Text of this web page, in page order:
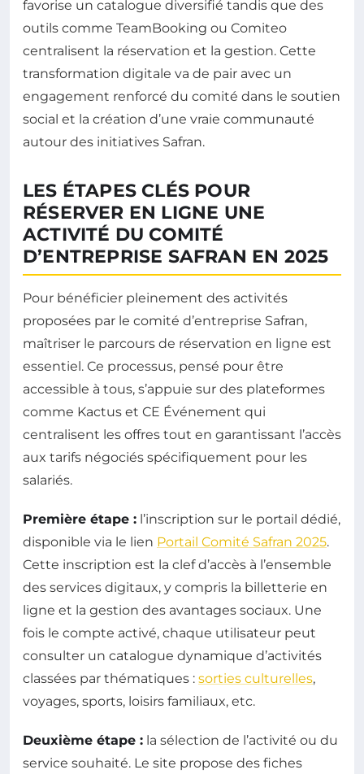
favorise un catalogue diversifié tandis que des
outils comme TeamBooking ou Comiteo
centralisent la réservation et la gestion. Cette
transformation digitale va de pair avec un
engagement renforcé du comité dans le soutien
social et la création d’une vraie communauté
autour des initiatives Safran.
LES ÉTAPES CLÉS POUR
RÉSERVER EN LIGNE UNE
ACTIVITÉ DU COMITÉ
D’ENTREPRISE SAFRAN EN 2025
Pour bénéficier pleinement des activités
proposées par le comité d’entreprise Safran,
maîtriser le parcours de réservation en ligne est
essentiel. Ce processus, pensé pour être
accessible à tous, s’appuie sur des plateformes
comme Kactus et CE Événement qui
centralisent les offres tout en garantissant l’accès
aux tarifs négociés spécifiquement pour les
salariés.
Première étape : l’inscription sur le portail dédié,
disponible via le lien Portail Comité Safran 2025.
Cette inscription est la clef d’accès à l’ensemble
des services digitaux, y compris la billetterie en
ligne et la gestion des avantages sociaux. Une
fois le compte activé, chaque utilisateur peut
consulter un catalogue dynamique d’activités
classées par thématiques : sorties culturelles,
voyages, sports, loisirs familiaux, etc.
Deuxième étape : la sélection de l’activité ou du
service souhaité. Le site propose des fiches